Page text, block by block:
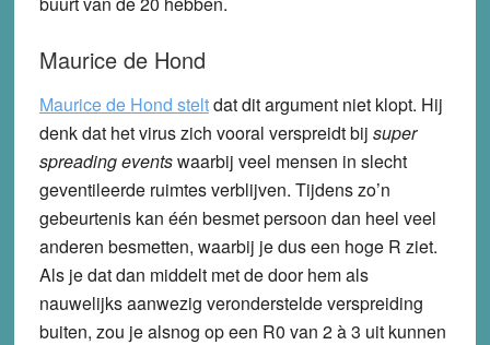
Maurice de Hond
Maurice de Hond steltdat dit argument niet klopt. Hij
denk dat het virus zich vooral verspreidt bij super
spreading eventswaarbij veel mensen in slecht
geventileerde ruimtes verblijven. Tijdens zo’n
gebeurtenis kan één besmet persoon dan heel veel
anderen besmetten, waarbij je dus een hoge R ziet.
Als je dat dan middelt met de door hem als
nauwelijks aanwezig veronderstelde verspreiding
buiten, zou je alsnog op een R0 van 2 à 3 uit kunnen